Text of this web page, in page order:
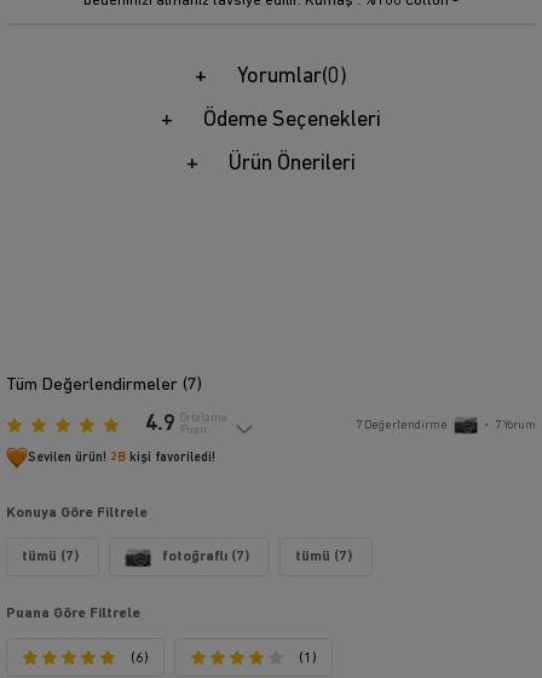
Yorumlar(0)
Ödeme Seçenekleri
Ürün Önerileri
Tüm Değerlendirmeler (7)
4.9 Ortalama
Puan
7 Değerlendirme • 7Yorum
Sevilen ürün! 2B kişi favoriledi!
Konuya Göre Filtrele
tümü (7) fotoğraflı (7) tümü (7)
Puana Göre Filtrele
(6) (1)